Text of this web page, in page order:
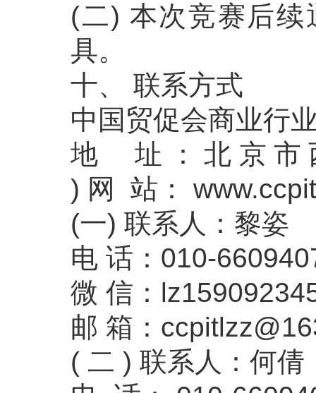
(二) 本次竞赛后续
具。
十、 联系方式
中国贸促会商业行
地 址：北京市
) 网 站：
(一) 联系人：黎姿
电 话：010-
微 信：
邮 箱：
( 二 ) 联系人：何倩